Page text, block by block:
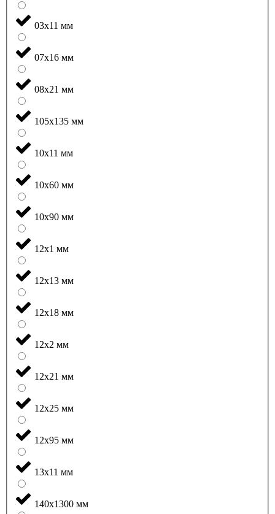
03x11 мм
07x16 мм
08x21 мм
105x135 мм
10x11 мм
10x60 мм
10x90 мм
12x1 мм
12x13 мм
12x18 мм
12x2 мм
12x21 мм
12x25 мм
12x95 мм
13x11 мм
140x1300 мм